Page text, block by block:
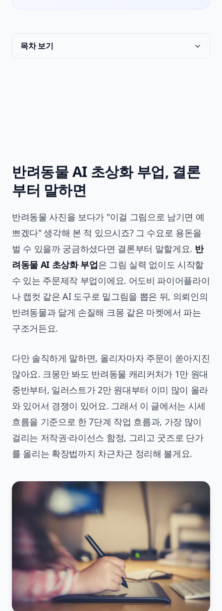
목차 보기
반려동물 AI 초상화 부업, 결론
부터 말하면
반려동물 사진을 보다가 "이걸 그림으로 남기면 예
쁘겠다" 생각해 본 적 있으시죠? 그 수요로 용돈을
벌 수 있을까 궁금하셨다면 결론부터 말할게요. 반
려동물 AI 초상화 부업은 그림 실력 없이도 시작할
수 있는 주문제작 부업이에요. 어도비 파이어플라이
나 캡컷 같은 AI 도구로 밑그림을 뽑은 뒤, 의뢰인의
반려동물과 닮게 손질해 크몽 같은 마켓에서 파는
구조거든요.
다만 솔직하게 말하면, 올리자마자 주문이 쏟아지진
않아요. 크몽만 봐도 반려동물 캐리커처가 1만 원대
중반부터, 일러스트가 2만 원대부터 이미 많이 올라
와 있어서 경쟁이 있어요. 그래서 이 글에서는 시세
흐름을 기준으로 한 7단계 작업 흐름과, 가장 많이
걸리는 저작권·라이선스 함정, 그리고 굿즈로 단가
를 올리는 확장법까지 차근차근 정리해 볼게요.